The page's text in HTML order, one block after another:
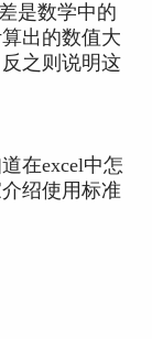
是数学中的
出的数值大
之则说明这
在excel中怎
绍使用标准
值的单元
接下来会弹